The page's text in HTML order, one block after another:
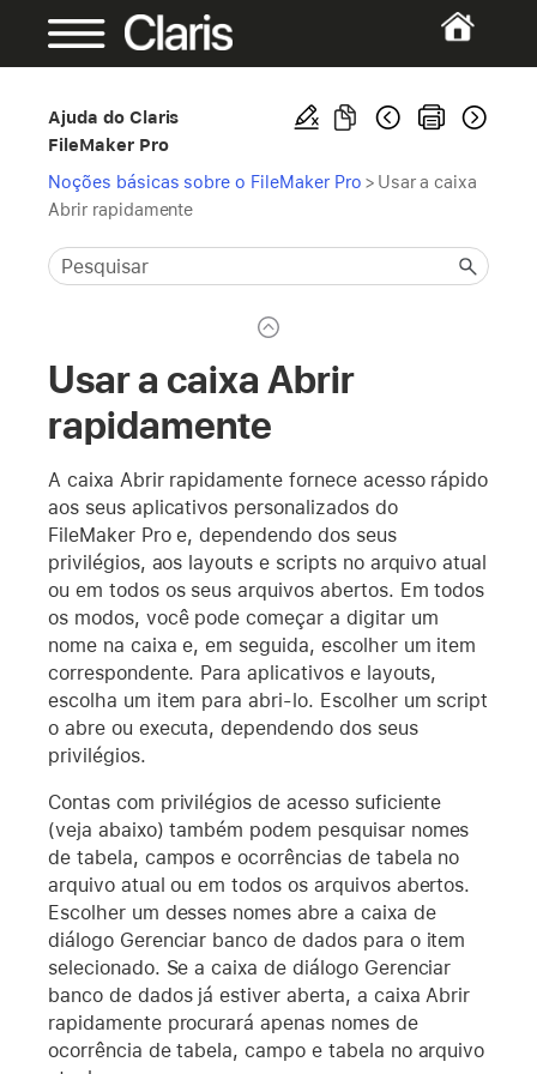
Ajuda do Claris
FileMaker Pro
Noções básicas sobre o FileMaker Pro > Usar a caixa
Abrir rapidamente
Usar a caixa Abrir
rapidamente
A caixa Abrir rapidamente fornece acesso rápido
aos seus aplicativos personalizados do
FileMaker Pro e, dependendo dos seus
privilégios, aos layouts e scripts no arquivo atual
ou em todos os seus arquivos abertos. Em todos
os modos, você pode começar a digitar um
nome na caixa e, em seguida, escolher um item
correspondente. Para aplicativos e layouts,
escolha um item para abri-lo. Escolher um script
o abre ou executa, dependendo dos seus
privilégios.
Contas com privilégios de acesso suficiente
(veja abaixo) também podem pesquisar nomes
de tabela, campos e ocorrências de tabela no
arquivo atual ou em todos os arquivos abertos.
Escolher um desses nomes abre a caixa de
diálogo Gerenciar banco de dados para o item
selecionado. Se a caixa de diálogo Gerenciar
banco de dados já estiver aberta, a caixa Abrir
rapidamente procurará apenas nomes de
ocorrência de tabela, campo e tabela no arquivo